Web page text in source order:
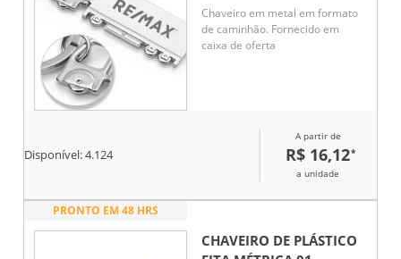
Chaveiro em metal em formato
de caminhão. Fornecido em
caixa de oferta
Disponível:4.124
A partir de
R$ 16,12*
a unidade
PRONTO EM 48 HRS
CHAVEIRO DE PLÁSTICO